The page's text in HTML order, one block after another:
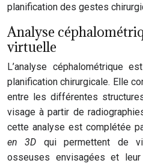
planification des gestes
Analyse
virtuelle
L’analyse céphalométrique
planification chirurgicale. Elle
entre les différentes
visage à partir de
cette analyse est complétée
en 3D qui permettent de
osseuses envisagées et